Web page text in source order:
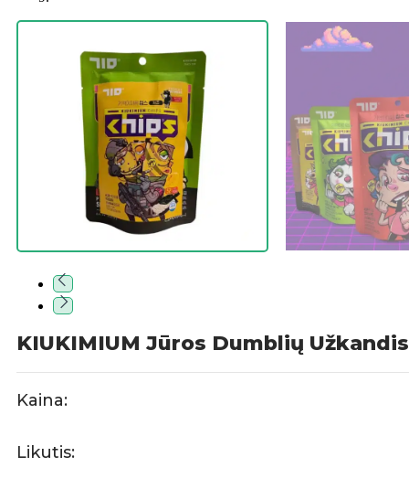
KIUKIMIUM Jūros Dumblių
Kaina:
Likutis: